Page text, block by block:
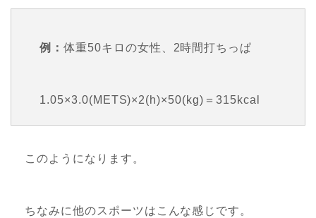
例： 体重50キロの女性、2時間打ちっぱ
1.05×3.0(METS)×2(h)×50(kg)＝315kcal
このようになります。
ちなみに他のスポーツはこんな感じです。